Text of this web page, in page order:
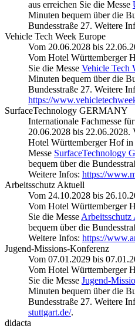
aus erreichen Sie die Messe
Minuten bequem über die
Bundesstraße 27. Weitere
Vehicle Tech Week Europe
Vom 20.06.2028 bis
Vom Hotel Württemberger
Sie die Messe Vehicle Tech
Minuten bequem über die
Bundesstraße 27. Weitere
https://
SurfaceTechnology GERMANY
Internationale Fachmesse
20.06.2028 bis 22.06.2028.
Hotel Württemberger Hof in
Messe SurfaceTechnology
bequem über die
Weitere Infos: https://
Arbeitsschutz Aktuell
Vom 24.10.2028 bis
Vom Hotel Württemberger
Sie die Messe Arbeitsschutz
bequem über die
Weitere Infos: https://
Jugend-Missions-Konferenz
Vom 07.01.2029 bis
Vom Hotel Württemberger
Sie die Messe Jugend-
Minuten bequem über die
Bundesstraße 27. Weitere
stuttgart.de/.
didacta